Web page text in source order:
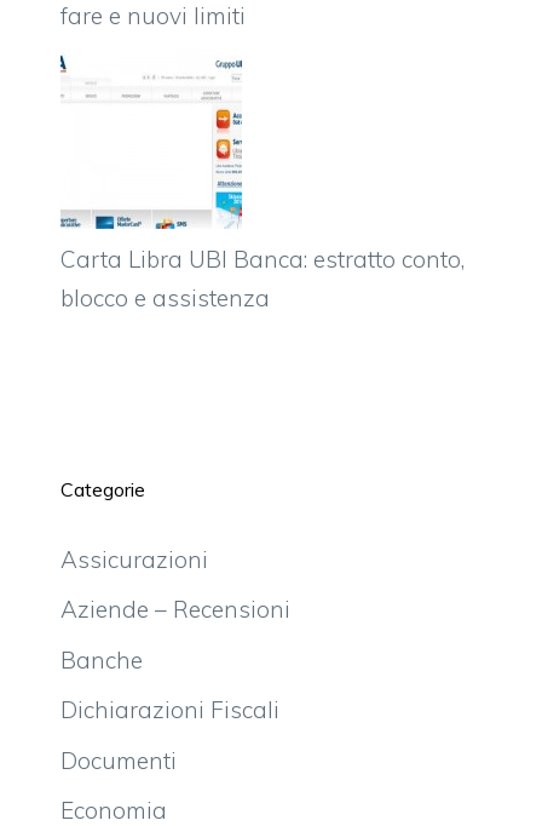
fare e nuovi limiti
Carta Libra UBI Banca: estratto conto,
blocco e assistenza
Categorie
Assicurazioni
Aziende – Recensioni
Banche
Dichiarazioni Fiscali
Documenti
Economia